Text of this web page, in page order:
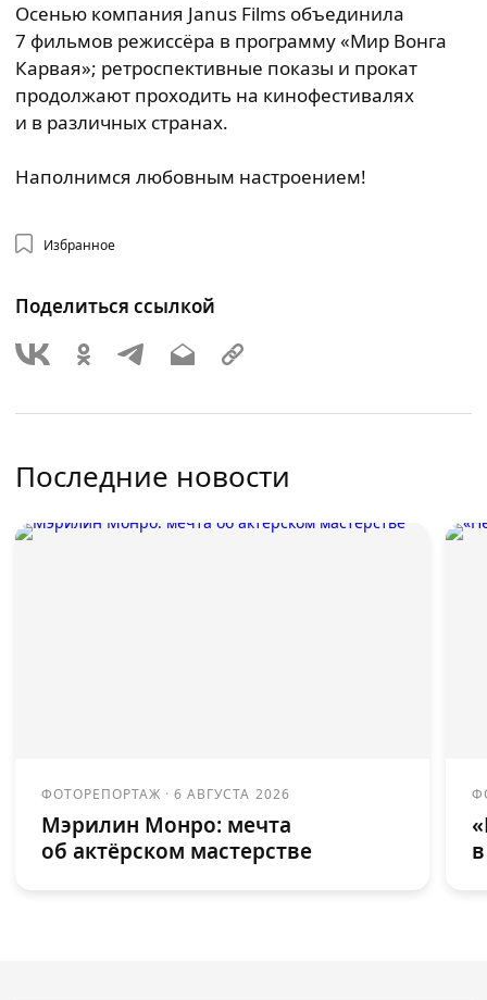
Осенью компания Janus Films объединила
7 фильмов режиссёра в программу «Мир Вонга
Карвая»; ретроспективные показы и прокат
продолжают проходить на кинофестивалях
и в различных странах.
Наполнимся любовным настроением!
Избранное
Поделиться ссылкой
Последние новости
ФОТОРЕПОРТАЖ ·6 АВГУСТА 2026
Мэрилин Монро: мечта
об актёрском мастерстве